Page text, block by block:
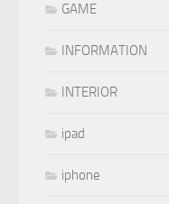
GAME
INFORMATION
INTERIOR
ipad
iphone